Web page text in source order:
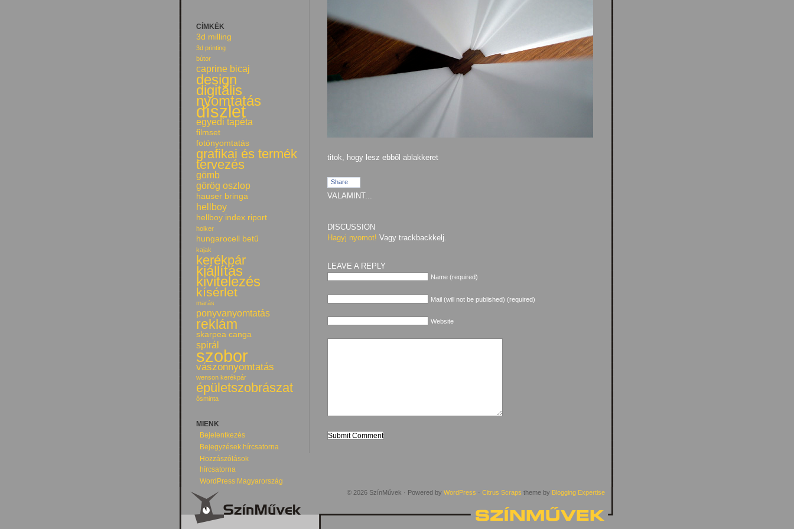
titok, hogy lesz ebből ablakkeret
Share
VALAMINT...
DISCUSSION
Hagyj nyomot! Vagy trackbackkelj.
LEAVE A REPLY
Name (required)
Mail (will not be published) (required)
Website
CÍMKÉK
3d milling
3d printing
bútor
caprine bicaj
design
digitális
nyomtatás
díszlet
egyedi tapéta
filmset
fotónyomtatás
grafikai és termék
tervezés
gömb
görög oszlop
hauser bringa
hellboy
hellboy index riport
holker
hungarocell betű
kajak
kerékpár
kiállítás
kivitelezés
kísérlet
marás
ponyvanyomtatás
reklám
skarpea canga
spirál
szobor
vászonnyomtatás
wenson kerékpár
épületszobrászat
ősminta
MIENK
Bejelentkezés
Bejegyzések hírcsatorna
Hozzászólások
hírcsatorna
WordPress Magyarország
© 2026 SzínMűvek · Powered by WordPress · Citrus Scraps theme by Blogging Expertise